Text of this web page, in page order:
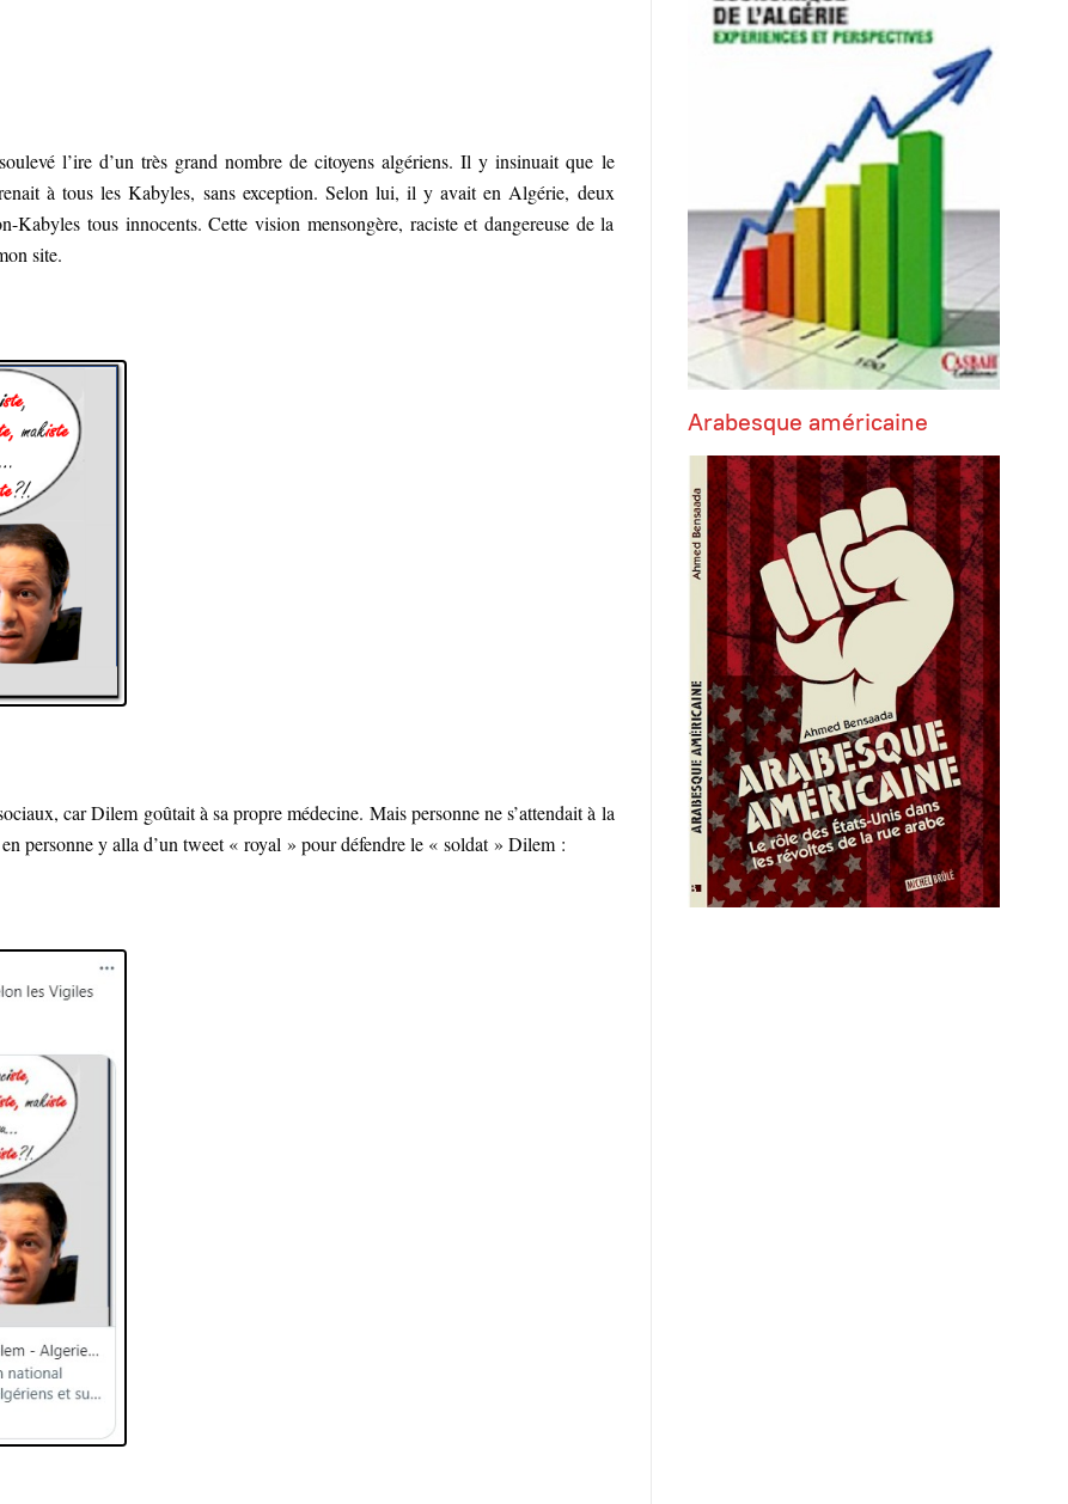
l’ire d’un très grand nombre de citoyens algériens. Il y insinuait que le
à tous les Kabyles, sans exception. Selon lui, il y avait en Algérie, deux
tous innocents. Cette vision mensongère, raciste et dangereuse de la
site.
car Dilem goûtait à sa propre médecine. Mais personne ne s’attendait à la
en personne y alla d’un tweet « royal » pour défendre le « soldat » Dilem :
Arabesque américaine